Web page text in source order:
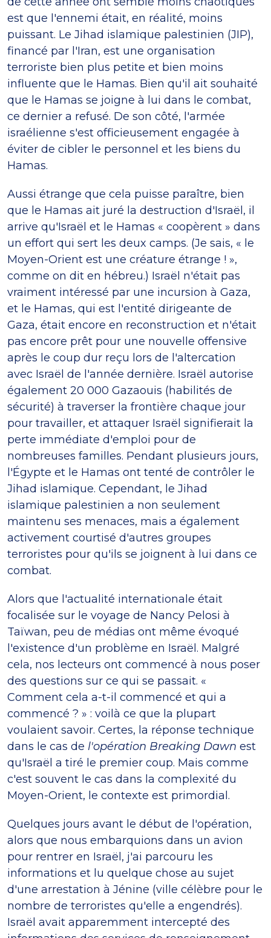
est que l'ennemi était, en réalité, moins
puissant. Le Jihad islamique palestinien (JIP),
financé par l'Iran, est une organisation
terroriste bien plus petite et bien moins
influente que le Hamas. Bien qu'il ait souhaité
que le Hamas se joigne à lui dans le combat,
ce dernier a refusé. De son côté, l'armée
israélienne s'est officieusement engagée à
éviter de cibler le personnel et les biens du
Hamas.
Aussi étrange que cela puisse paraître, bien
que le Hamas ait juré la destruction d'Israël, il
arrive qu'Israël et le Hamas « coopèrent » dans
un effort qui sert les deux camps. (Je sais, « le
Moyen-Orient est une créature étrange ! »,
comme on dit en hébreu.) Israël n'était pas
vraiment intéressé par une incursion à Gaza,
et le Hamas, qui est l'entité dirigeante de
Gaza, était encore en reconstruction et n'était
pas encore prêt pour une nouvelle offensive
après le coup dur reçu lors de l'altercation
avec Israël de l'année dernière. Israël autorise
également 20 000 Gazaouis (habilités de
sécurité) à traverser la frontière chaque jour
pour travailler, et attaquer Israël signifierait la
perte immédiate d'emploi pour de
nombreuses familles. Pendant plusieurs jours,
l'Égypte et le Hamas ont tenté de contrôler le
Jihad islamique. Cependant, le Jihad
islamique palestinien a non seulement
maintenu ses menaces, mais a également
activement courtisé d'autres groupes
terroristes pour qu'ils se joignent à lui dans ce
combat.
Alors que l'actualité internationale était
focalisée sur le voyage de Nancy Pelosi à
Taïwan, peu de médias ont même évoqué
l'existence d'un problème en Israël. Malgré
cela, nos lecteurs ont commencé à nous poser
des questions sur ce qui se passait. «
Comment cela a-t-il commencé et qui a
commencé ? » : voilà ce que la plupart
voulaient savoir. Certes, la réponse technique
dans le cas de l'opération Breaking Dawn est
qu'Israël a tiré le premier coup. Mais comme
c'est souvent le cas dans la complexité du
Moyen-Orient, le contexte est primordial.
Quelques jours avant le début de l'opération,
alors que nous embarquions dans un avion
pour rentrer en Israël, j'ai parcouru les
informations et lu quelque chose au sujet
d'une arrestation à Jénine (ville célèbre pour le
nombre de terroristes qu'elle a engendrés).
Israël avait apparemment intercepté des